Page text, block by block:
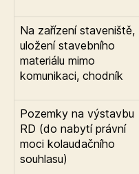
Na zařízení staveniště,
uložení stavebního
materiálu mimo
komunikaci, chodník
Pozemky na výstavbu
RD (do nabytí právní
moci kolaudačního
souhlasu)